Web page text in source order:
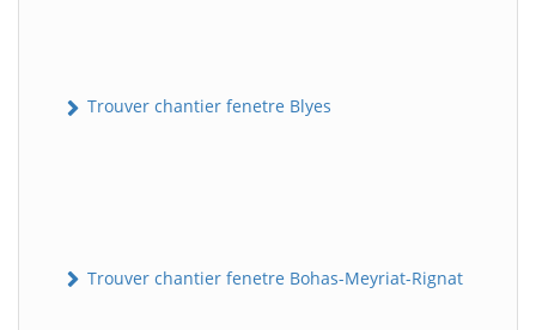
Trouver chantier fenetre Blyes
Trouver chantier fenetre Bohas-Meyriat-Rignat